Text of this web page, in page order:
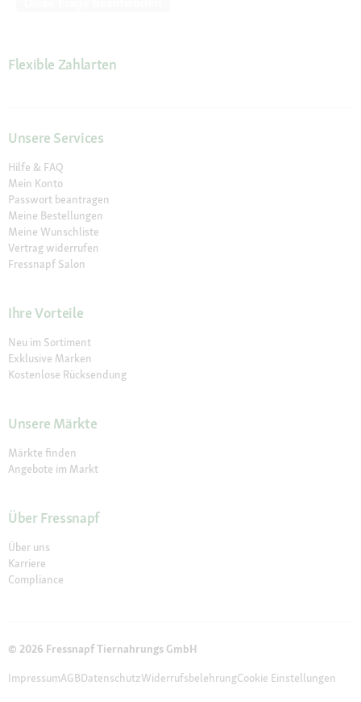
Flexible Zahlarten
Unsere Services
Hilfe & FAQ
Mein Konto
Passwort beantragen
Meine Bestellungen
Meine Wunschliste
Vertrag widerrufen
Fressnapf Salon
Ihre Vorteile
Neu im Sortiment
Exklusive Marken
Kostenlose Rücksendung
Unsere Märkte
Märkte finden
Angebote im Markt
Über Fressnapf
Über uns
Karriere
Compliance
© 2026 Fressnapf Tiernahrungs GmbH
ImpressumAGBDatenschutzWiderrufsbelehrungCookie Einstellungen